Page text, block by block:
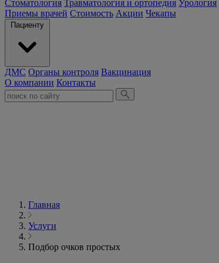
Стоматология Травматология и ортопедия Урология
Приемы врачей Стоимость Акции Чекапы
Пациенту
ДМС Органы контроля Вакцинация
О компании Контакты
Главная
Услуги
Подбор очков простых